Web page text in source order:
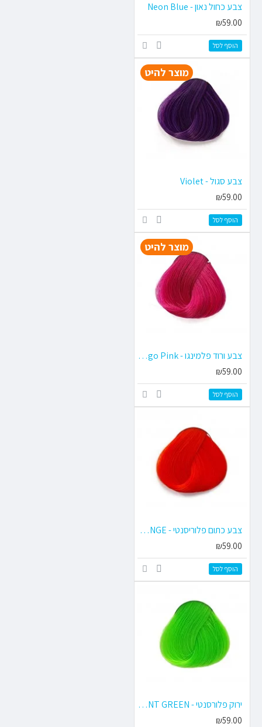
צבע כחול נאון - Neon Blue
₪59.00
הוסף לסל
מוצר להיט
צבע סגול - Violet
₪59.00
הוסף לסל
מוצר להיט
צבע ורוד פלמינגו - Flamingo Pink
₪59.00
הוסף לסל
צבע כתום פלוריסנטי - FLUORESCENT ORANGE
₪59.00
הוסף לסל
ירוק פלורסנטי - FLUORESCENT GREEN
₪59.00